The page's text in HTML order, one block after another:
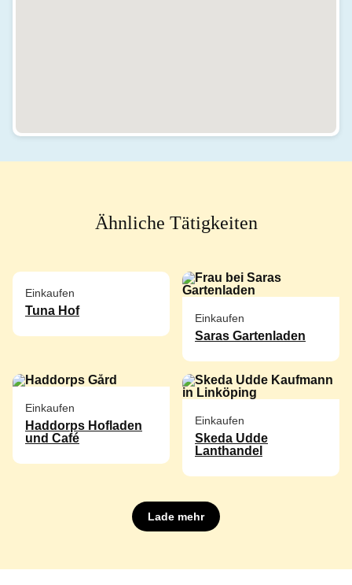
Ähnliche Tätigkeiten
Einkaufen
Tuna Hof
Einkaufen
Saras Gartenladen
Einkaufen
Haddorps Hofladen
und Café
Einkaufen
Skeda Udde
Lanthandel
Lade mehr